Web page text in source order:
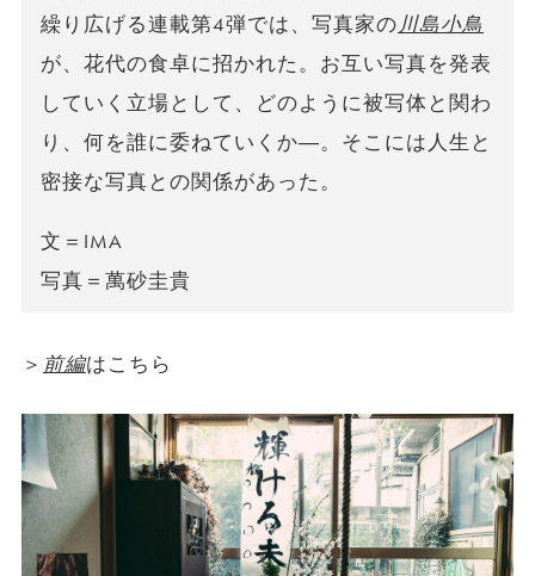
繰り広げる連載第4弾では、写真家の川島小鳥
が、花代の食卓に招かれた。お互い写真を発表
していく立場として、どのように被写体と関わ
り、何を誰に委ねていくか―。そこには人生と
密接な写真との関係があった。
文＝IMA
写真＝萬砂圭貴
＞ 前編はこちら